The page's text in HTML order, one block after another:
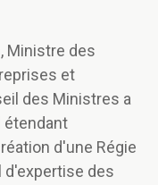
Ministre des
et
des Ministres a
étendant
d'une Régie
d'expertise des